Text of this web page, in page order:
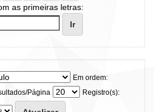
as primeiras letras:
Em ordem:
Página
Registro(s):